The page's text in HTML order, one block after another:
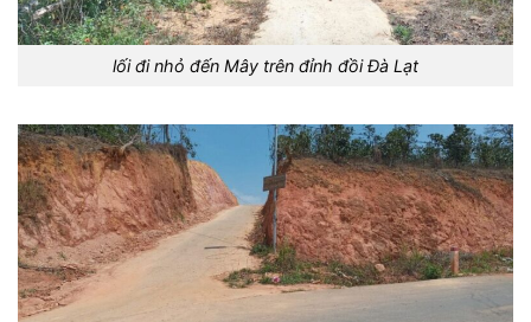
lối đi nhỏ đến Mây trên đỉnh đồi Đà Lạt